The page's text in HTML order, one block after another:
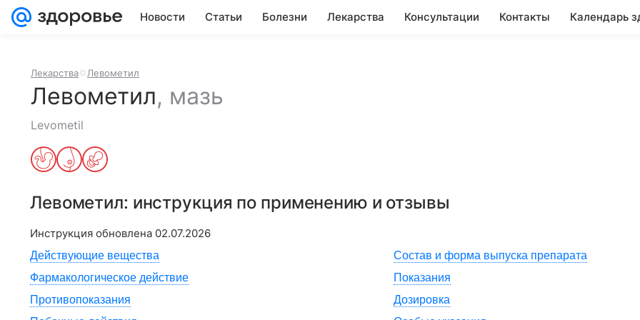
Новости Статьи Болезни Лекарства Консультации Контакты Календарь
Лекарства Левометил
Левометил, мазь
Levometil
Левометил: инструкция по применению и отзывы
Инструкция обновлена 02.07.2026
Действующие вещества
Состав и форма выпуска препарата
Фармакологическое действие
Показания
Противопоказания
Дозировка